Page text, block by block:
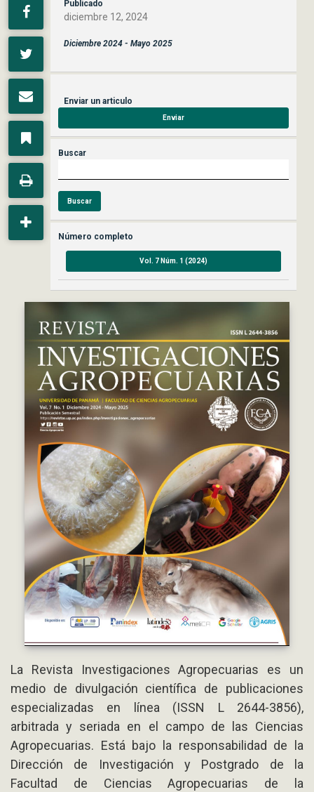
Publicado
diciembre 12, 2024
Diciembre 2024 - Mayo 2025
Enviar un articulo
Enviar
Buscar
Buscar
Número completo
Vol. 7 Núm. 1 (2024)
La Revista Investigaciones Agropecuarias es un
medio de divulgación científica de publicaciones
especializadas en línea (ISSN L 2644-3856),
arbitrada y seriada en el campo de las Ciencias
Agropecuarias. Está bajo la responsabilidad de la
Dirección de Investigación y Postgrado de la
Facultad de Ciencias Agropecuarias de la